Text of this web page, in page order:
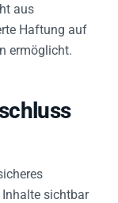
aus
Haftung auf
ermöglicht.
sichtbar